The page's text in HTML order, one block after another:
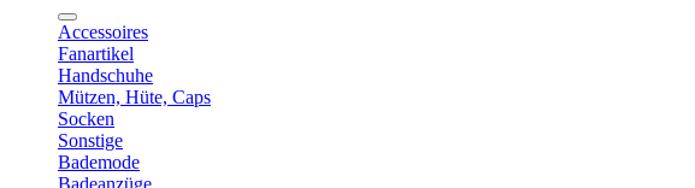
Accessoires
Fanartikel
Handschuhe
Mützen, Hüte, Caps
Socken
Sonstige
Bademode
Badeanzüge